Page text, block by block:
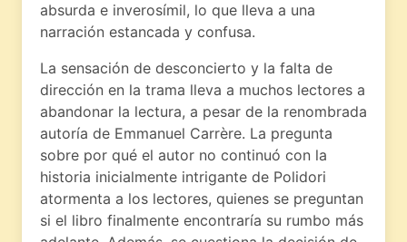
absurda e inverosímil, lo que lleva a una
narración estancada y confusa.
La sensación de desconcierto y la falta de
dirección en la trama lleva a muchos lectores a
abandonar la lectura, a pesar de la renombrada
autoría de Emmanuel Carrère. La pregunta
sobre por qué el autor no continuó con la
historia inicialmente intrigante de Polidori
atormenta a los lectores, quienes se preguntan
si el libro finalmente encontraría su rumbo más